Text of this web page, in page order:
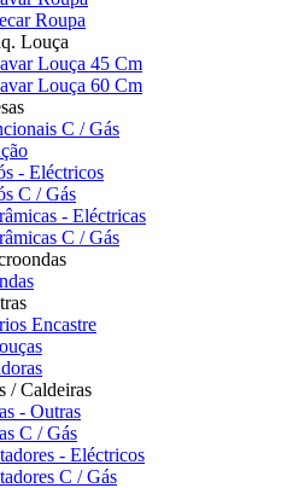
Roupa
Louça
Louça 45 Cm
Louça 60 Cm
C / Gás
- Eléctricos
C / Gás
- Eléctricas
C / Gás
Encastre
/ Caldeiras
- Outras
C / Gás
- Eléctricos
C / Gás